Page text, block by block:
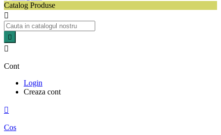
Catalog Produse



Cont
Login
Creaza cont

Cos